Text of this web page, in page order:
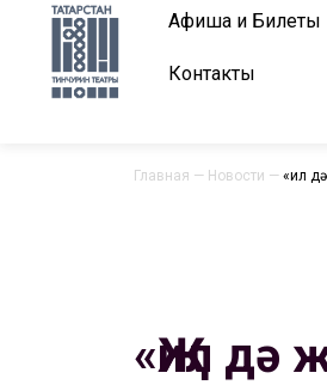
Афиша и Билеты
Контакты
Главная — Новости — «Җил
«Җил дә